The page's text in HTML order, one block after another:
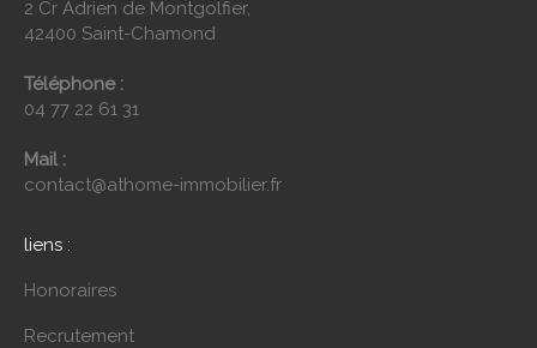
2 Cr Adrien de Montgolfier,
42400 Saint-Chamond
Téléphone :
04 77 22 61 31
Mail :
contact@athome-immobilier.fr
liens :
Honoraires
Recrutement